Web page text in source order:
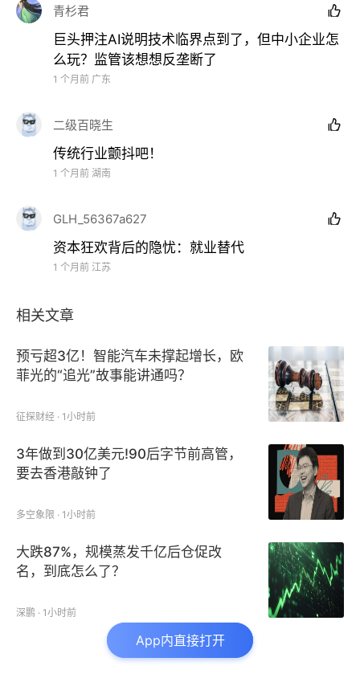
App内直接打开
青杉君 
巨头押注AI说明技术临界点到了，但中小企业怎
么玩？监管该想想反垄断了
1 个月前 广东
二级百晓生 
传统行业颤抖吧！
1 个月前 湖南
GLH_56367a627 
资本狂欢背后的隐忧：就业替代
1 个月前 江苏
相关文章
预亏超3亿！智能汽车未撑起增长，欧
菲光的“追光”故事能讲通吗？
征探财经 · 1小时前
3年做到30亿美元!90后字节前高管，
要去香港敲钟了
多空象限 · 1小时前
大跌87%，规模蒸发千亿后仓促改
名，到底怎么了？
深鹏 · 1小时前